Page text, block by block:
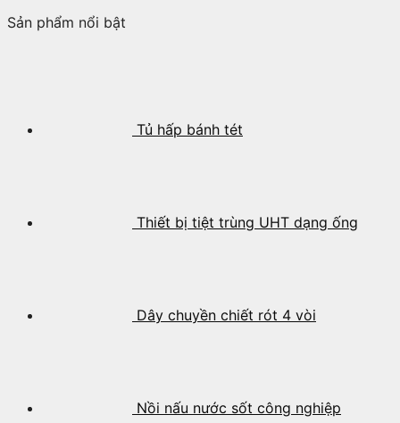
Sản phẩm nổi bật
Tủ hấp bánh tét
Thiết bị tiệt trùng UHT dạng ống
Dây chuyền chiết rót 4 vòi
Nồi nấu nước sốt công nghiệp